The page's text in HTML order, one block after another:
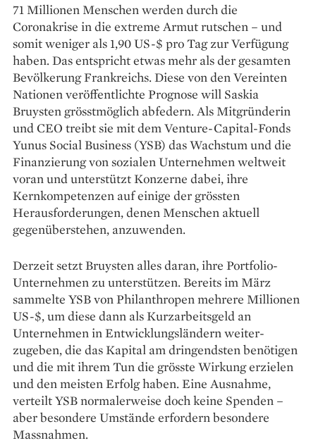
71 Millionen Menschen werden durch die
Coronakrise in die extreme Armut rutschen – und
somit weniger als 1,90 US-$ pro Tag zur Verfügung
haben. Das entspricht etwas mehr als der gesamten
Bevölkerung Frankreichs. Diese von den Vereinten
Nationen veröffentlichte Prognose will Saskia
Bruysten grösstmöglich ab­federn. Als Mitgründerin
und CEO treibt sie mit dem Venture-Capital-Fonds
Yunus Social Business (YSB) das Wachstum und die
Finanzierung von sozialen Unternehmen weltweit
voran und unter­stützt Konzerne dabei, ihre
Kernkompetenzen auf einige der grössten
Herausforderungen, denen Menschen aktuell
gegenüberstehen, anzuwenden.
Derzeit setzt Bruysten alles ­daran, ihre Portfolio-
Unternehmen zu unterstützen. Bereits im März
sammelte YSB von Philanthropen mehrere Millionen
US-$, um diese dann als Kurzarbeitsgeld an
Unternehmen in Entwicklungsländern weiter­
zugeben, die das Kapital am dringendsten benötigen
und die mit ihrem Tun die grösste Wirkung erzielen
und den meisten Erfolg haben. Eine Ausnahme,
verteilt YSB normalerweise doch keine Spenden –
aber besondere Umstände erfordern besondere
Massnahmen.